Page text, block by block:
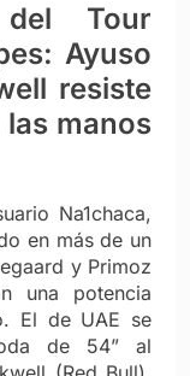
del Tour
Ayuso
resiste
manos
Na1chaca,
en más de un
y Primoz
una potencia
El de UAE se
de 54” al